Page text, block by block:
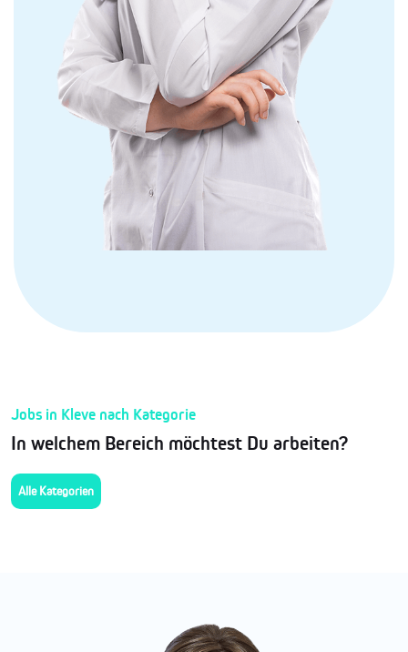
Jobs in Kleve nach Kategorie
In welchem Bereich möchtest Du arbeiten?
Alle Kategorien